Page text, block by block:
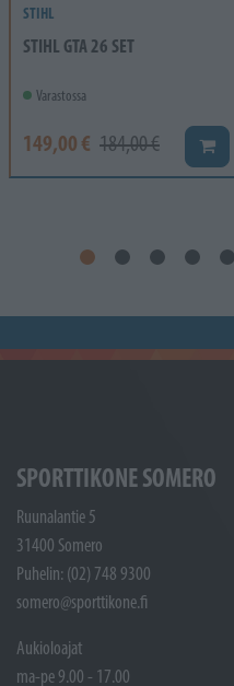
STIHL
STIHL GTA 26 SET
Varastossa
149,00 € 184,00 €
SPORTTIKONE SOMERO
Ruunalantie 5
31400 Somero
Puhelin: (02) 748 9300
somero@sporttikone.fi
Aukioloajat
ma-pe 9.00 - 17.00